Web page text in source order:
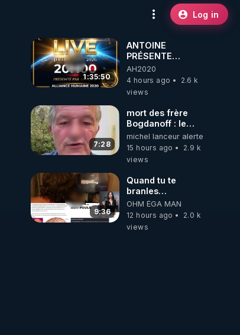
Log in
1:35:50
ANTOINE
PRÉSENTE
AH2020 LE LIVE
20H ***DU
06/08/2026***
AH2020
4 hours ago
2.6 k
views
7:28
mort des frère
Bogdanoff : le
mensonge d état
michel lanceur alerte
15 hours ago
2.9 k
views
9:36
Quand tu te
branles
bonhomme tu
émets des ondes
ils ont juste omis
OHM ÉGA MAN
12 hours ago
2.0 k
views